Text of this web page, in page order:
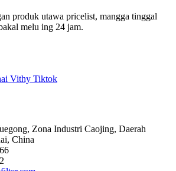
produk utawa pricelist, mangga tinggal
melu ing 24 jam.
Zona Industri Caojing, Daerah
China